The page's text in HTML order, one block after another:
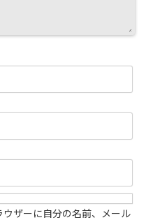
ザーに自分の名前、メール